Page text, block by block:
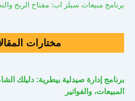
برنامج مبيعات سيلز اب: مفتاح الربح
مختارات
برنامج إدارة صيدلية بيطرية: دليلك
المبيعات، والفواتير